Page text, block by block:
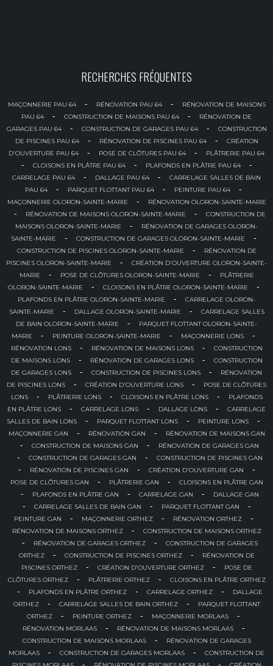
RECHERCHES FRÉQUENTES
MAÇONNERIE PAU 64 - RÉNOVATION PAU 64 -
RÉNOVATION DE MAISONS
PAU 64
- CONSTRUCTION DE MAISONS PAU 64 -
RÉNOVATION DE
GARAGES PAU 64
- CONSTRUCTION DE GARAGES PAU 64 -
CONSTRUCTION
DE PISCINES PAU 64
- RÉNOVATION DE PISCINES PAU 64 -
CRÉATION
D'OUVERTURE PAU 64
- POSE DE CLÔTURES PAU 64 - PLÂTRERIE PAU 64
- CLOISONS EN PLÂTRE PAU 64 - PLAFONDS EN PLÂTRE PAU 64 -
CARRELAGE PAU 64 - DALLAGE PAU 64 -
CARRELAGE SALLES DE BAIN
PAU 64
- PARQUET FLOTTANT PAU 64 - PEINTURE PAU 64 -
MAÇONNERIE OLORON-SAINTE-MARIE - RÉNOVATION OLORON-SAINTE-MARIE
- RÉNOVATION DE MAISONS OLORON-SAINTE-MARIE -
CONSTRUCTION DE
MAISONS OLORON-SAINTE-MARIE
-
RÉNOVATION DE GARAGES OLORON-
SAINTE-MARIE
- CONSTRUCTION DE GARAGES OLORON-SAINTE-MARIE -
CONSTRUCTION DE PISCINES OLORON-SAINTE-MARIE -
RÉNOVATION DE
PISCINES OLORON-SAINTE-MARIE
-
CRÉATION D'OUVERTURE OLORON-SAINTE-
MARIE
- POSE DE CLÔTURES OLORON-SAINTE-MARIE -
PLÂTRERIE
OLORON-SAINTE-MARIE
- CLOISONS EN PLÂTRE OLORON-SAINTE-MARIE -
PLAFONDS EN PLÂTRE OLORON-SAINTE-MARIE -
CARRELAGE OLORON-
SAINTE-MARIE
- DALLAGE OLORON-SAINTE-MARIE -
CARRELAGE SALLES
DE BAIN OLORON-SAINTE-MARIE
-
PARQUET FLOTTANT OLORON-SAINTE-
MARIE
- PEINTURE OLORON-SAINTE-MARIE - MAÇONNERIE LONS -
RÉNOVATION LONS - RÉNOVATION DE MAISONS LONS -
CONSTRUCTION
DE MAISONS LONS
- RÉNOVATION DE GARAGES LONS -
CONSTRUCTION
DE GARAGES LONS
- CONSTRUCTION DE PISCINES LONS -
RÉNOVATION
DE PISCINES LONS
- CRÉATION D'OUVERTURE LONS -
POSE DE CLÔTURES
LONS
- PLÂTRERIE LONS - CLOISONS EN PLÂTRE LONS -
PLAFONDS
EN PLÂTRE LONS
- CARRELAGE LONS - DALLAGE LONS -
CARRELAGE
SALLES DE BAIN LONS
- PARQUET FLOTTANT LONS - PEINTURE LONS -
MAÇONNERIE GAN - RÉNOVATION GAN - RÉNOVATION DE MAISONS GAN
- CONSTRUCTION DE MAISONS GAN - RÉNOVATION DE GARAGES GAN
- CONSTRUCTION DE GARAGES GAN - CONSTRUCTION DE PISCINES GAN
- RÉNOVATION DE PISCINES GAN - CRÉATION D'OUVERTURE GAN -
POSE DE CLÔTURES GAN - PLÂTRERIE GAN - CLOISONS EN PLÂTRE GAN
- PLAFONDS EN PLÂTRE GAN - CARRELAGE GAN - DALLAGE GAN
- CARRELAGE SALLES DE BAIN GAN - PARQUET FLOTTANT GAN -
PEINTURE GAN - MAÇONNERIE ORTHEZ - RÉNOVATION ORTHEZ -
RÉNOVATION DE MAISONS ORTHEZ - CONSTRUCTION DE MAISONS ORTHEZ
- RÉNOVATION DE GARAGES ORTHEZ -
CONSTRUCTION DE GARAGES
ORTHEZ
- CONSTRUCTION DE PISCINES ORTHEZ -
RÉNOVATION DE
PISCINES ORTHEZ
- CRÉATION D'OUVERTURE ORTHEZ -
POSE DE
CLÔTURES ORTHEZ
- PLÂTRERIE ORTHEZ - CLOISONS EN PLÂTRE ORTHEZ
- PLAFONDS EN PLÂTRE ORTHEZ - CARRELAGE ORTHEZ -
DALLAGE
ORTHEZ
- CARRELAGE SALLES DE BAIN ORTHEZ -
PARQUET FLOTTANT
ORTHEZ
- PEINTURE ORTHEZ - MAÇONNERIE MORLAAS -
RÉNOVATION MORLAAS - RÉNOVATION DE MAISONS MORLAAS -
CONSTRUCTION DE MAISONS MORLAAS -
RÉNOVATION DE GARAGES
MORLAAS
- CONSTRUCTION DE GARAGES MORLAAS -
CONSTRUCTION DE